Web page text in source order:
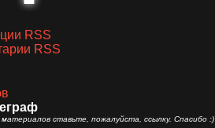
RSS
RSS
ставьте, пожалуйста, ссылку. Спасибо :)